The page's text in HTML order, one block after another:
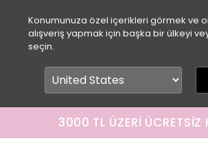
Konumunuza özel içerikleri görmek ve
alışveriş yapmak için başka bir ülkeyi
seçin.
3000 TL ÜZERI ÜCRETSIZ